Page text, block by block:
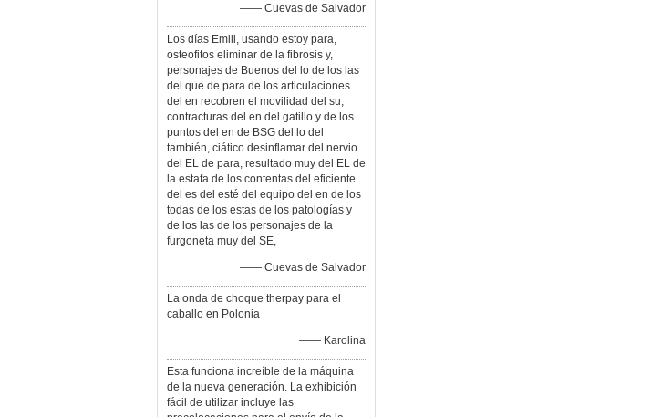
—— Cuevas de Salvador
Los días Emili, usando estoy para,
osteofitos eliminar de la fibrosis y,
personajes de Buenos del lo de los las
del que de para de los articulaciones
del en recobren el movilidad del su,
contracturas del en del gatillo y de los
puntos del en de BSG del lo del
también, ciático desinflamar del nervio
del EL de para, resultado muy del EL de
la estafa de los contentas del eficiente
del es del esté del equipo del en de los
todas de los estas de los patologías y
de los las de los personajes de la
furgoneta muy del SE,
—— Cuevas de Salvador
La onda de choque therpay para el
caballo en Polonia
—— Karolina
Esta funciona increíble de la máquina
de la nueva generación. La exhibición
fácil de utilizar incluye las